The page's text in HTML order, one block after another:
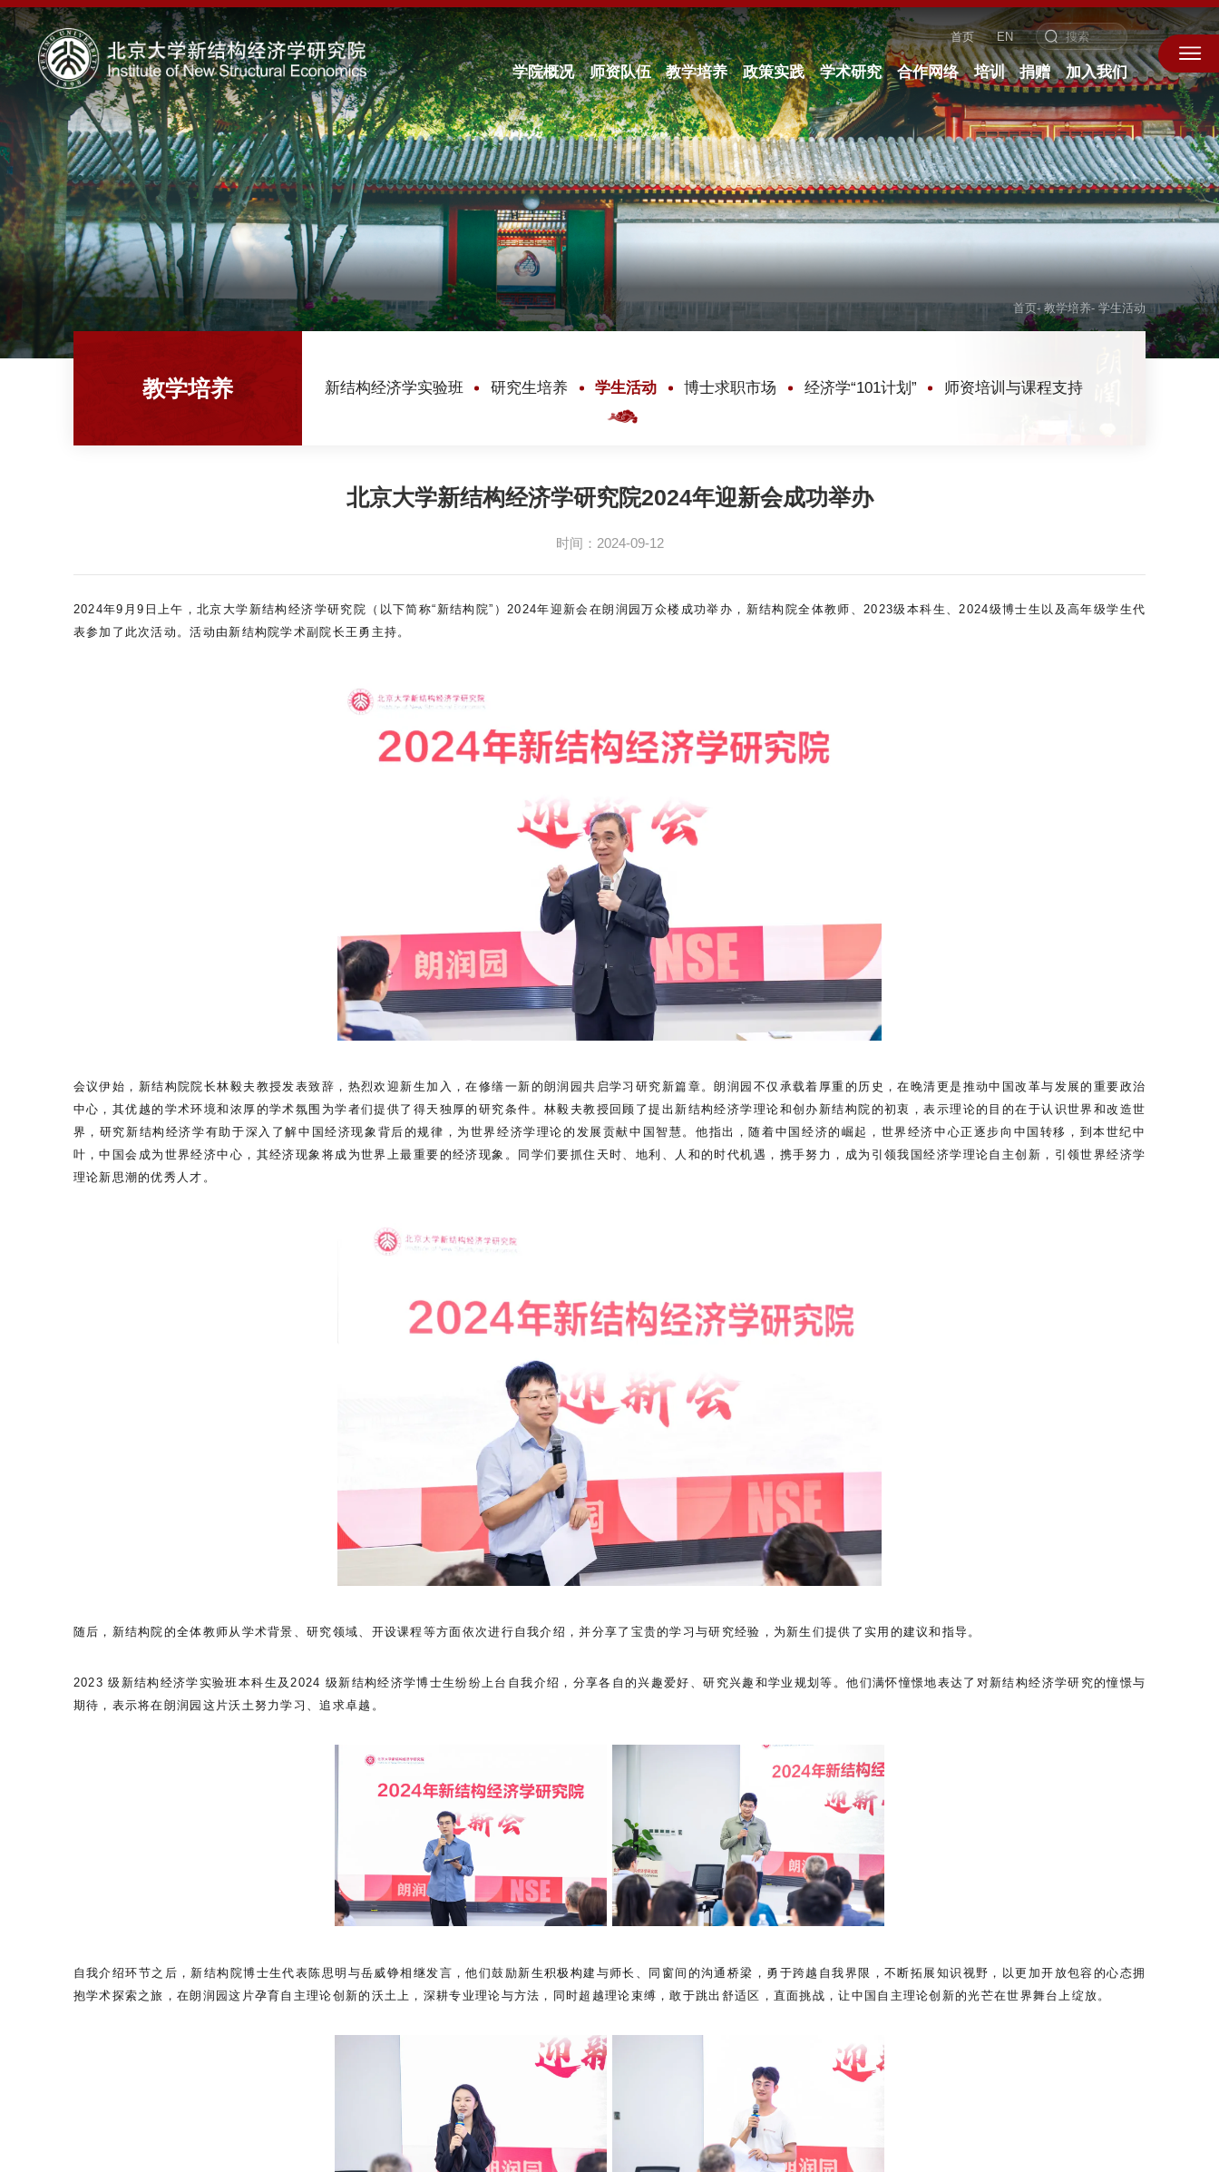
首页 EN
学院概况 师资队伍 教学培养 政策实践 学术研究 合作网络 培训 捐赠 加入我们
首页- 教学培养- 学生活动
教学培养 新结构经济学实验班 研究生培养 学生活动 博士求职市场 经济学“101计划” 师资培训与课程支持
北京大学新结构经济学研究院2024年迎新会成功举办
时间：2024-09-12
2024年9月9日上午，北京大学新结构经济学研究院（以下简称“新结构院”）2024年迎新会在朗润园万众楼成功举办，新结构院全体教师、2023级本科生、2024级博士生以及高年级学生代
表参加了此次活动。活动由新结构院学术副院长王勇主持。
会议伊始，新结构院院长林毅夫教授发表致辞，热烈欢迎新生加入，在修缮一新的朗润园共启学习研究新篇章。朗润园不仅承载着厚重的历史，在晚清更是推动中国改革与发展的重要政治
中心，其优越的学术环境和浓厚的学术氛围为学者们提供了得天独厚的研究条件。林毅夫教授回顾了提出新结构经济学理论和创办新结构院的初衷，表示理论的目的在于认识世界和改造世
界，研究新结构经济学有助于深入了解中国经济现象背后的规律，为世界经济学理论的发展贡献中国智慧。他指出，随着中国经济的崛起，世界经济中心正逐步向中国转移，到本世纪中
叶，中国会成为世界经济中心，其经济现象将成为世界上最重要的经济现象。同学们要抓住天时、地利、人和的时代机遇，携手努力，成为引领我国经济学理论自主创新，引领世界经济学
理论新思潮的优秀人才。
随后，新结构院的全体教师从学术背景、研究领域、开设课程等方面依次进行自我介绍，并分享了宝贵的学习与研究经验，为新生们提供了实用的建议和指导。
2023 级新结构经济学实验班本科生及2024 级新结构经济学博士生纷纷上台自我介绍，分享各自的兴趣爱好、研究兴趣和学业规划等。他们满怀憧憬地表达了对新结构经济学研究的憧憬与
期待，表示将在朗润园这片沃土努力学习、追求卓越。
自我介绍环节之后，新结构院博士生代表陈思明与岳威铮相继发言，他们鼓励新生积极构建与师长、同窗间的沟通桥梁，勇于跨越自我界限，不断拓展知识视野，以更加开放包容的心态拥
抱学术探索之旅，在朗润园这片孕育自主理论创新的沃土上，深耕专业理论与方法，同时超越理论束缚，敢于跳出舒适区，直面挑战，让中国自主理论创新的光芒在世界舞台上绽放。